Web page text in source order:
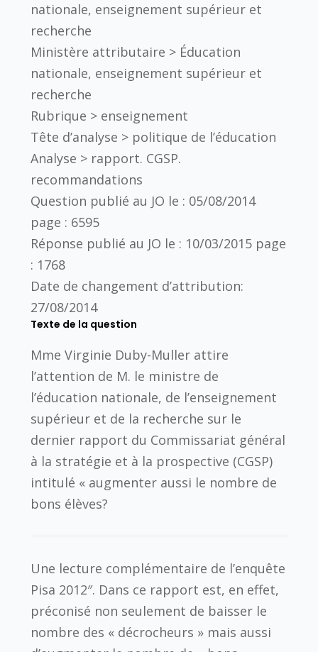
nationale, enseignement supérieur et
recherche
Ministère attributaire > Éducation
nationale, enseignement supérieur et
recherche
Rubrique > enseignement
Tête d’analyse > politique de l’éducation
Analyse > rapport. CGSP.
recommandations
Question publié au JO le : 05/08/2014
page : 6595
Réponse publié au JO le : 10/03/2015page
: 1768
Date de changement d’attribution:
27/08/2014
Texte de la question
Mme Virginie Duby-Muller attire
l’attention de M. le ministre de
l’éducation nationale, de l’enseignement
supérieur et de la recherche sur le
dernier rapport du Commissariat général
à la stratégie et à la prospective (CGSP)
intitulé « augmenter aussi le nombre de
bons élèves?
Une lecture complémentaire de l’enquête
Pisa 2012″. Dans ce rapport est, en effet,
préconisé non seulement de baisser le
nombre des « décrocheurs » mais aussi